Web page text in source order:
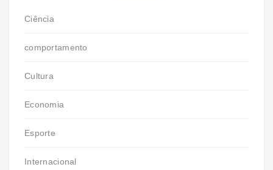
Ciência
comportamento
Cultura
Economia
Esporte
Internacional